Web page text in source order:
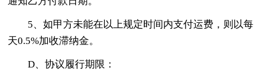
5、如甲方未能在以上规定时间内支付运费，则以每
天0.5%加收滞纳金。
D、协议履行期限：